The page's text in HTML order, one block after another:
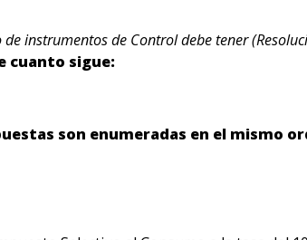
instrumentos de Control debe tener
cuanto sigue:
son enumeradas en el mismo